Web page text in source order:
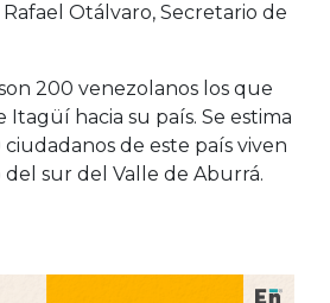
Otálvaro, Secretario de
200 venezolanos los que
Itagüí hacia su país. Se estima
de este país viven
sur del Valle de Aburrá.